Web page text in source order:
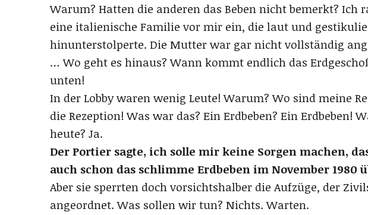
Warum? Hatten die anderen das Beben nicht bemerkt?
eine italienische Familie vor mir ein, die laut und
hinunterstolperte. Die Mutter war gar nicht vollständig
… Wo geht es hinaus? Wann kommt endlich das
unten!
In der Lobby waren wenig Leute! Warum? Wo sind meine
die Rezeption! Was war das? Ein Erdbeben? Ein Erdbeben!
heute? Ja.
Der Portier sagte, ich solle mir keine Sorgen machen,
auch schon das schlimme Erdbeben im November 1980
Aber sie sperrten doch vorsichtshalber die Aufzüge, der
angeordnet. Was sollen wir tun? Nichts. Warten.